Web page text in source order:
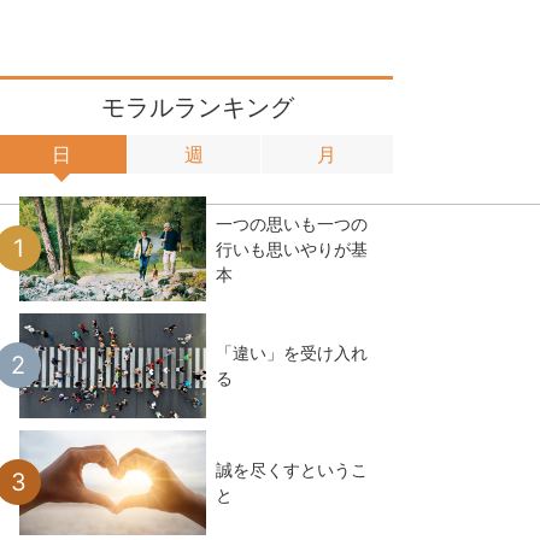
モラルランキング
日 週 月
一つの思いも一つの
行いも思いやりが基
本
「違い」を受け入れ
る
誠を尽くすというこ
と